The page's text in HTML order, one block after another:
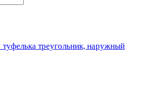
треугольник, наружный